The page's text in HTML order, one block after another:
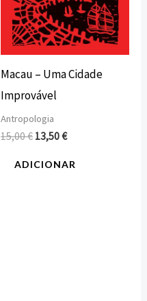
Macau – Uma Cidade
Improvável
Antropologia
15,00€ 13,50€
ADICIONAR